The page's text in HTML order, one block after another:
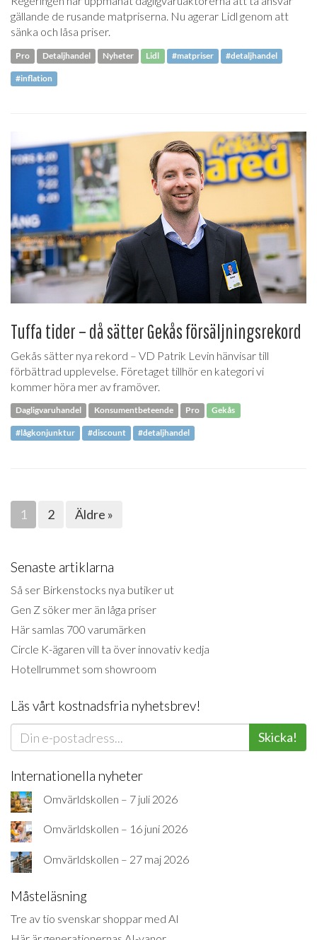
gällande de rusande matpriserna. Nu agerar Lidl genom att
sänka och låsa priser.
Pro Detaljhandel Nyheter Lidl #matpriser #detaljhandel
#inflation
Tuffa tider – då sätter Gekås försäljningsrekord
Gekås sätter nya rekord – VD Patrik Levin hänvisar till
förbättrad upplevelse. Företaget tillhör en kategori vi
kommer höra mer av framöver.
Dagligvaruhandel Konsumentbeteende Pro Gekås
#lågkonjunktur #discount #detaljhandel
1 2 Äldre »
Senaste artiklarna
Så ser Birkenstocks nya butiker ut
Gen Z söker mer än låga priser
Här samlas 700 varumärken
Circle K-ägaren vill ta över innovativ kedja
Hotellrummet som showroom
Läs vårt kostnadsfria nyhetsbrev!
Skicka!
Internationella nyheter
Omvärldskollen – 7 juli 2026
Omvärldskollen – 16 juni 2026
Omvärldskollen – 27 maj 2026
Måsteläsning
Tre av tio svenskar shoppar med AI